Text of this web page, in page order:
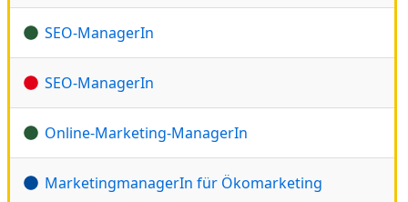
SEO-ManagerIn
SEO-ManagerIn
Online-Marketing-ManagerIn
MarketingmanagerIn für Ökomarketing